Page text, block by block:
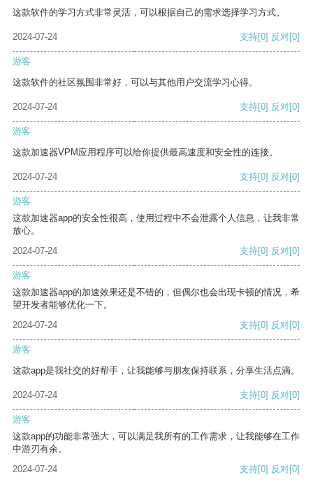
这款软件的学习方式非常灵活，可以根据自己的需求选择学习方式。
2024-07-24 支持[0] 反对[0]
游客
这款软件的社区氛围非常好，可以与其他用户交流学习心得。
2024-07-24 支持[0] 反对[0]
游客
这款加速器VPM应用程序可以给你提供最高速度和安全性的连接。
2024-07-24 支持[0] 反对[0]
游客
这款加速器app的安全性很高，使用过程中不会泄露个人信息，让我非常
放心。
2024-07-24
支持[0] 反对[0]
游客
这款加速器app的加速效果还是不错的，但偶尔也会出现卡顿的情况，希
望开发者能够优化一下。
2024-07-24
支持[0] 反对[0]
游客
这款app是我社交的好帮手，让我能够与朋友保持联系，分享生活点滴。
2024-07-24 支持[0] 反对[0]
游客
这款app的功能非常强大，可以满足我所有的工作需求，让我能够在工作
中游刃有余。
2024-07-24
支持[0] 反对[0]